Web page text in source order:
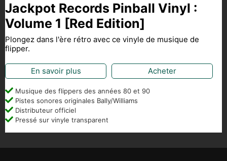
Jackpot Records Pinball Vinyl :
Volume 1 [Red Edition]
Plongez dans l'ère rétro avec ce vinyle de musique de
flipper.
En savoir plus Acheter
Musique des flippers des années 80 et 90
Pistes sonores originales Bally/Williams
Distributeur officiel
Pressé sur vinyle transparent